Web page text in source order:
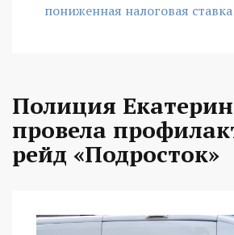
пониженная налоговая ставка
Полиция
провела
рейд «Подросток»